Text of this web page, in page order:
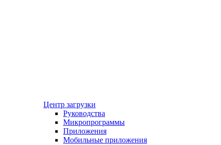
Центр загрузки
Руководства
Микропрограммы
Приложения
Мобильные приложения